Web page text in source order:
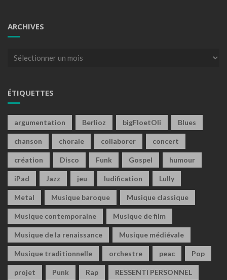
ARCHIVES
Archives
ÉTIQUETTES
argumentation Berlioz bigFloetOli Blues
chanson chorale collaborer concert
création Disco Funk Gospel humour
iPad Jazz jeu ludification Lully
Metal Musique baroque Musique classique
Musique contemporaine Musique de film
Musique de la renaissance Musique médiévale
Musique traditionnelle orchestre peac Pop
projet Punk Rap RESSENTI PERSONNEL